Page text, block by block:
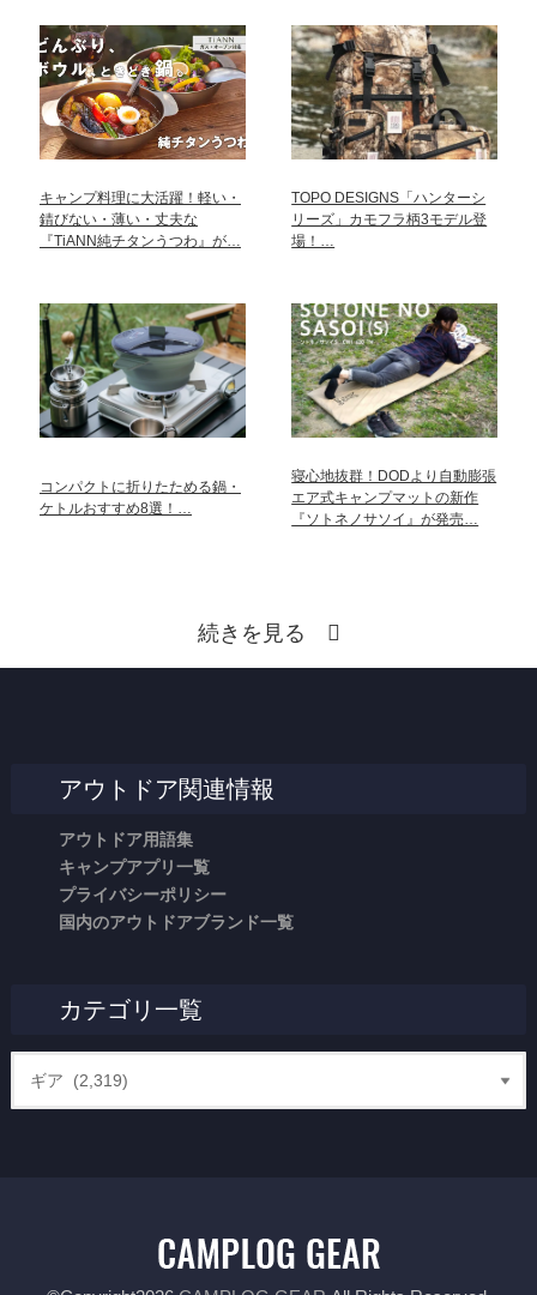
キャンプ料理に大活躍！軽い・
錆びない・薄い・丈夫な
『TiANN純チタンうつわ』が…
TOPO DESIGNS「ハンターシ
リーズ」カモフラ柄3モデル登
場！…
コンパクトに折りたためる鍋・
ケトルおすすめ8選！…
寝心地抜群！DODより自動膨張
エア式キャンプマットの新作
『ソトネノサソイ』が発売…
続きを見る
アウトドア関連情報
アウトドア用語集
キャンプアプリ一覧
プライバシーポリシー
国内のアウトドアブランド一覧
カテゴリ一覧